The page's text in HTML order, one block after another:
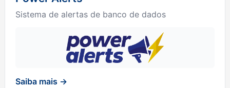
Sistema de alertas de banco de dados
Saiba mais →